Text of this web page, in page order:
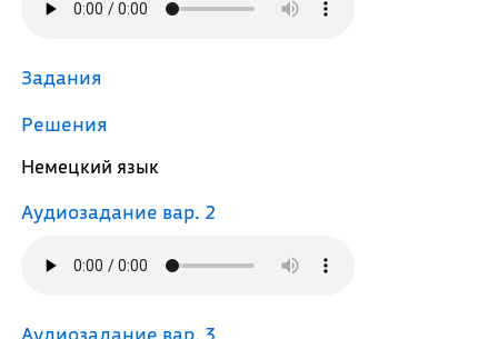
Задания
Решения
Немецкий язык
Аудиозадание вар. 2